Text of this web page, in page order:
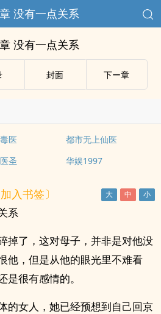
没有一点关系
没有一点关系
封面 下ー章
医
都市无上仙医
圣 华娱1997
加入书签〕
系
掉了，这对母子，并非是对他没
他，但是从他的眼光里不难看
是很有感情的。
的女人，她已经预想到自己回京